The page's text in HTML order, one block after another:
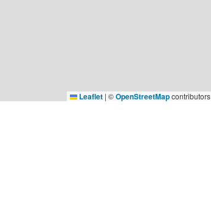
Leaflet | ©OpenStreetMapcontributors